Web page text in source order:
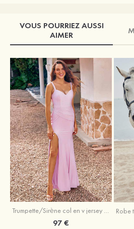
VOUS POURRIEZ AUSSI
AIMER
Trumpette/Sirène col en v jersey ras du sol robe de demoiselle d'honneur
97 €